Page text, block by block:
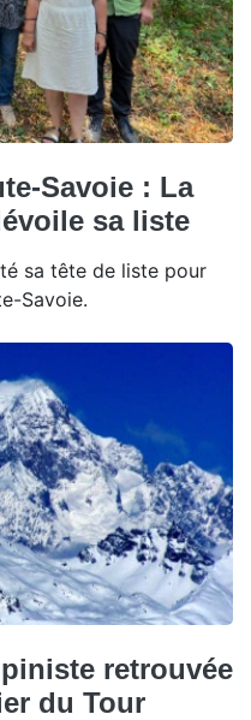
Savoie : La
sa liste
sa tête de liste pour
Savoie.
retrouvée
du Tour